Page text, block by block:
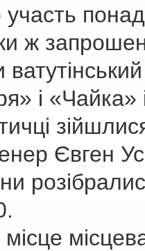
участь
ж
і «Чайка»
Євген
місце